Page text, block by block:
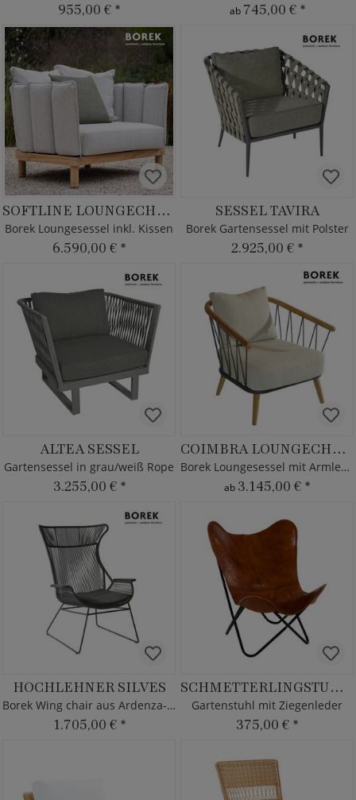
955,00 € * ab 745,00 € *
SOFTLINE LOUNGECHAIR
Borek Loungesessel inkl. Kissen
6.590,00 € *
SESSEL TAVIRA
Borek Gartensessel mit Polster
2.925,00 € *
ALTEA SESSEL
Gartensessel in grau/weiß Rope
3.255,00 € *
COIMBRA LOUNGECHAIR
Borek Loungesessel mit Armlehnen
ab 3.145,00 € *
HOCHLEHNER SILVES
Borek Wing chair aus Ardenza-Rope
1.705,00 € *
SCHMETTERLINGSTUHL MON
Gartenstuhl mit Ziegenleder
375,00 € *